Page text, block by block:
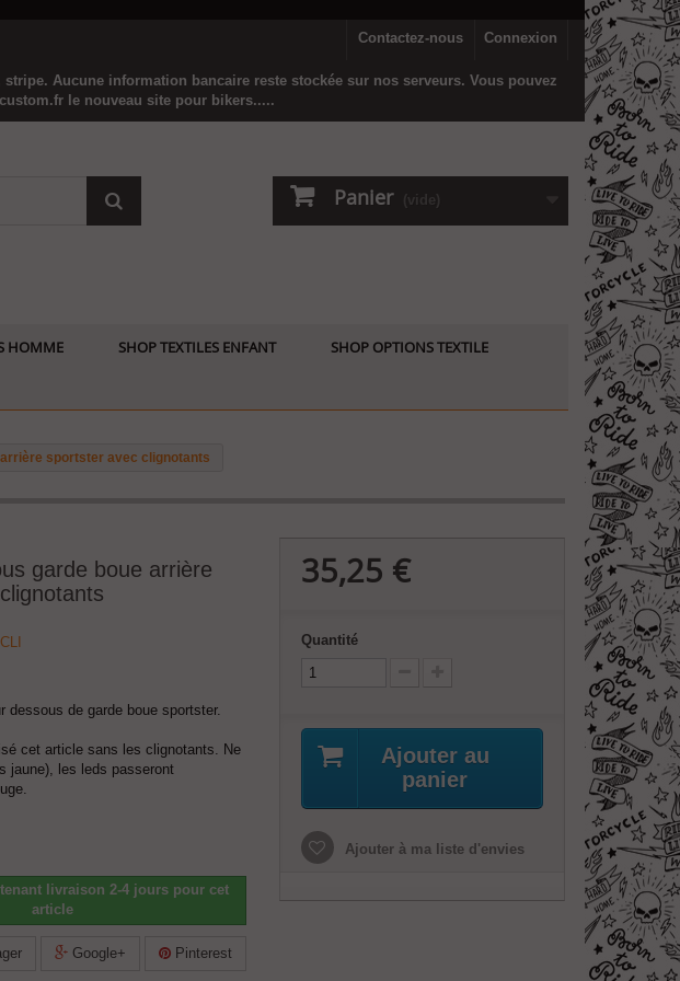
Connexion
Contactez-nous
Aucune information bancaire reste stockée sur nos serveurs. Vous pouvez
le nouveau site pour bikers.....
Panier (vide)
HOMME SHOP TEXTILES ENFANT SHOP OPTIONS TEXTILE
sportster avec clignotants
garde boue arrière
dessous de garde boue sportster.
cet article sans les clignotants. Ne
jaune), les leds passeront
livraison 2-4 jours pour cet
article
Google+ Pinterest
35,25 €
Quantité
Ajouter au
panier
Ajouter à ma liste d'envies